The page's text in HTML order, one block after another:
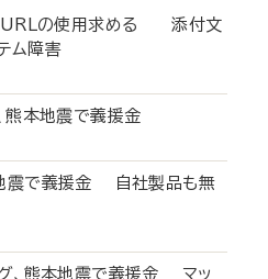
URLの使用求める 添付文
ム障害
熊本地震で義援金
震で義援金 自社製品も無
、熊本地震で義援金 マッ